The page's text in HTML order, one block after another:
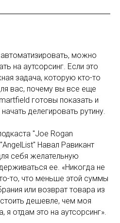
можно
на аутсорсинг. Если это
задача, которую кто-то
вас, почему вы все еще
готовы показать и
делегировать рутину.
"Joe Rogan
Навал Равикант
себя желательную
ее. «Никогда не
то, что меньше этой суммы
или возврат товара из
дешевле, чем моя
я отдам это на аутсорсинг».